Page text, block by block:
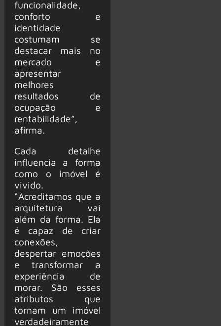
funcionalidade,
conforto e
identidade
costumam se
destacar mais no
mercado e
apresentar
melhores
resultados de
ocupação e
rentabilidade”,
afirma.
Cada detalhe
influencia a forma
como o imóvel é
vivido.
“Acreditamos que a
arquitetura vai
além da forma. Ela
é capaz de criar
conexões,
despertar emoções
e transformar a
experiência de
morar. São esses
atributos que
tornam um imóvel
verdadeiramente